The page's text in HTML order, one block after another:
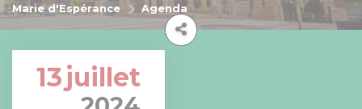
Marie d'Espérance
Agenda
13juillet